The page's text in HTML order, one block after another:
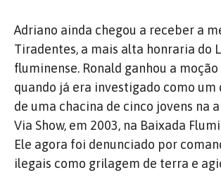
Adriano ainda chegou a receber a
Tiradentes, a mais alta honraria do
fluminense. Ronald ganhou a
quando já era investigado como um
de uma chacina de cinco jovens na
Via Show, em 2003, na Baixada
Ele agora foi denunciado por
ilegais como grilagem de terra e